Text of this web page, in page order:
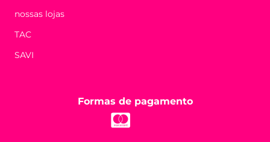
nossas lojas
TAC
SAVI
Formas de pagamento